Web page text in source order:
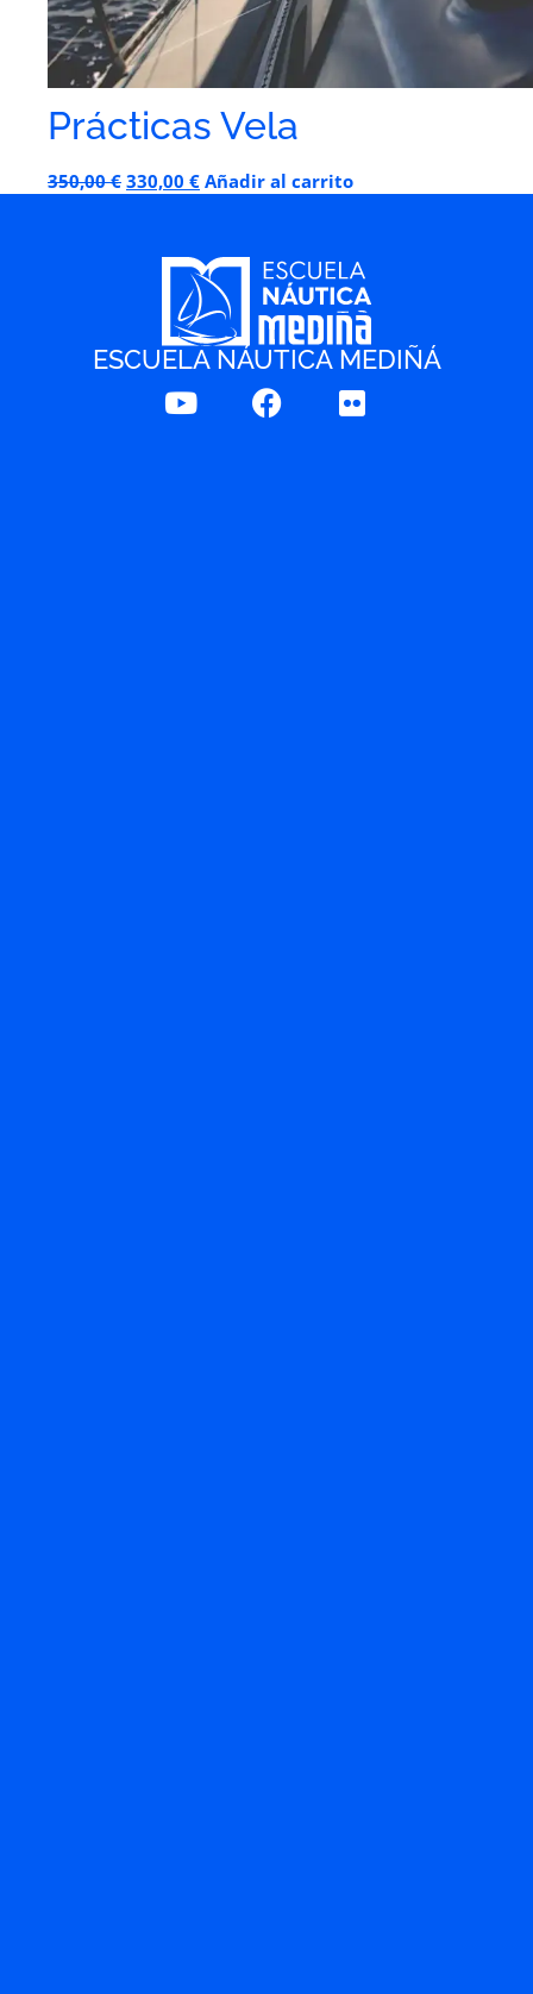
Prácticas Vela
350,00€ 330,00 € Añadir al carrito
ESCUELA NÁUTICA MEDIÑÁ